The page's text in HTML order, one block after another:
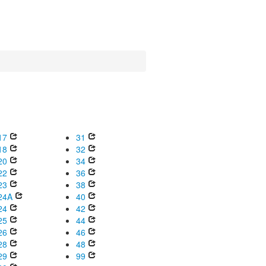
31
32
34
36
38
40
42
44
46
48
99